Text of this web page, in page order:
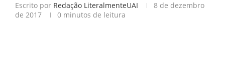
Escrito por Redação LiteralmenteUAI
8 de dezembro
de 2017
0 minutos de leitura